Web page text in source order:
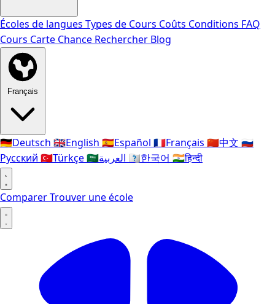
Écoles de langues Types de Cours Coûts Conditions FAQ
Cours Carte Chance Rechercher Blog
Français
🇩🇪Deutsch 🇬🇧English 🇪🇸Español 🇫🇷Français 🇨🇳中文 🇷🇺
Русский 🇹🇷Türkçe🇸🇦 🇰🇷한국어 🇮🇳हिन्दी
ComparerTrouver une école